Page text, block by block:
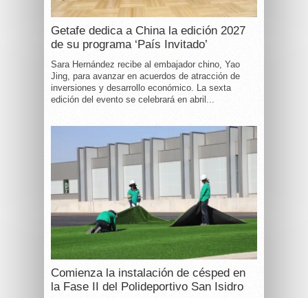
Getafe dedica a China la edición 2027
de su programa ‘País Invitado’
Sara Hernández recibe al embajador chino, Yao
Jing, para avanzar en acuerdos de atracción de
inversiones y desarrollo económico. La sexta
edición del evento se celebrará en abril...
Comienza la instalación de césped en
la Fase II del Polideportivo San Isidro